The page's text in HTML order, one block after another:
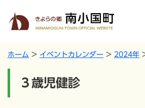
ホーム イベントカレンダー 2024年
３歳児健診